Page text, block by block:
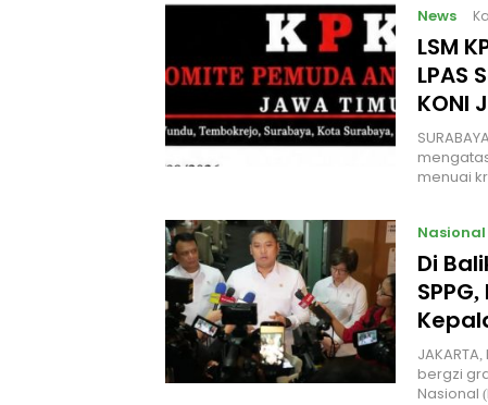
News
LSM
LPAS
KONI
menuai
Nasional
Di
bergzi
Nasional